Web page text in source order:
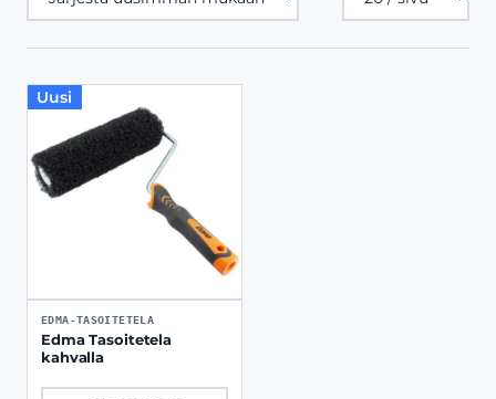
sivulla
Uusi
EDMA-TASOITETELA
Edma Tasoitetela
kahvalla